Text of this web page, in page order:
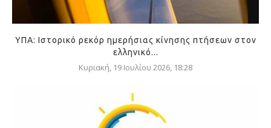
ΥΠΑ: Ιστορικό ρεκόρ ημερήσιας κίνησης πτήσεων στον
ελληνικό...
Κυριακή, 19 Ιουλίου 2026, 18:28